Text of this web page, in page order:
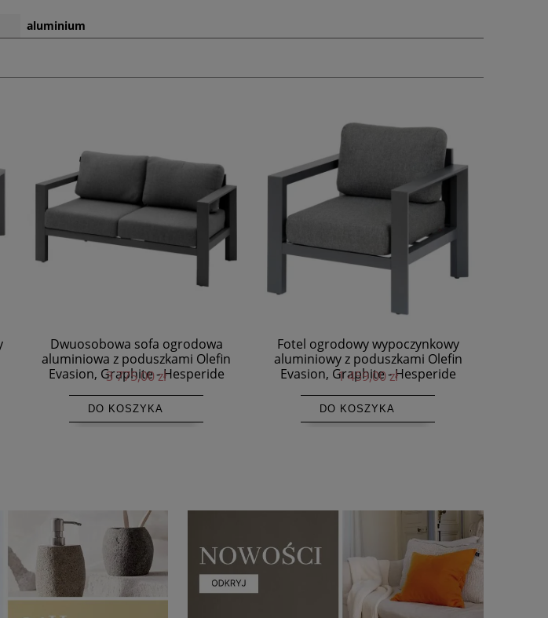
aluminium
Fotel ogrodowy wypoczynkowy
aluminiowy z poduszkami Olefin
Evasion, Graphite - Hesperide
1 459,00 zł
DO KOSZYKA
Mały stolik ogrodowy aluminiowy 38 x
38 cm Evasion, Graphite - Hesperide
619,00 zł
DO KOSZYKA